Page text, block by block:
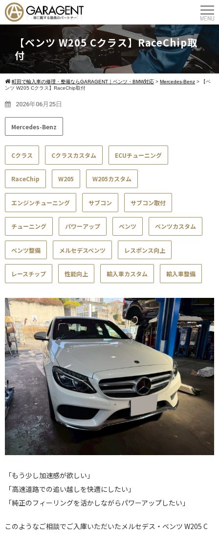
【ベンツ W205 Cクラス】RaceChip取
付
町田で輸入車の修理・整備ならGARAGENT｜ベンツ・BMW対応 > Mercedes-Benz >
【ベ
ンツ W205 Cクラス】RaceChip取付
2026年06月25日
Mercedes-Benz
Cクラス Cクラスカスタム ECUチューニング
RaceChip W205 W205カスタム
エンジンチューニング サブコン サブコン取付
チューニング パワーアップ ベンツ ベンツカスタム
ベンツ整備 メルセデスベンツ レスポンス向上
レースチップ 性能向上 輸入車カスタム 輸入車整備
「もう少し加速感が欲しい」
「高速道路での追い越しを快適にしたい」
「純正のフィーリングを活かしながらパワーアップしたい」
このようなご相談でご入庫いただいたメルセデス・ベンツ W205 C